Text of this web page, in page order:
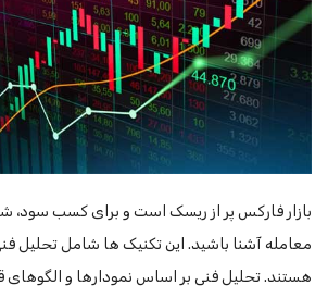
بازار فارکس پر از ریسک است و برای کسب سود،
معامله آشنا باشید. این تکنیک ها شامل تحلیل
هستند. تحلیل فنی بر اساس نمودارها و الگوهای